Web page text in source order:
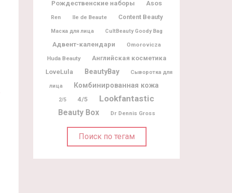
Рождественские наборы Asos
Ren Ile de Beaute Content Beauty
Маска для лица CultBeauty Goody Bag
Адвент-календари
Omorovicza
Huda Beauty
Английская косметика
LoveLula
BeautyBay Сыворотка для
лица Комбинированная кожа
2/5 4/5 Lookfantastic
Beauty Box Dr Dennis Gross
Поиск по тегам